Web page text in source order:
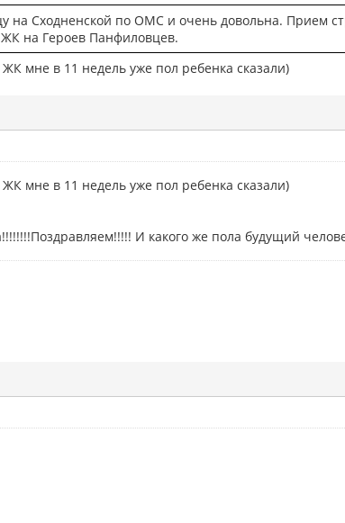
на Сходненской по ОМС и очень довольна. Прием
на Героев Панфиловцев.
мне в 11 недель уже пол ребенка сказали)
мне в 11 недель уже пол ребенка сказали)
И какого же пола будущий